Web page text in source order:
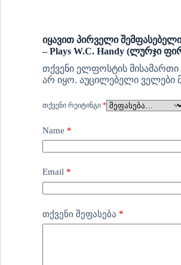
იყავით პირველი
– Plays W.C. Handy (ლურჯი
თქვენი ელფოსტის მისამართი
არ იყო. აუცილებელი ველები
ᲗᲥᲕᲔᲜᲘ ᲠᲔᲘᲢᲘᲜᲒᲘ *
Name *
Email *
თქვენი შეფასება *